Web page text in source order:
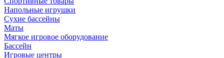
Напольные игрушки
Сухие бассейны
Маты
Мягкое игровое оборудование
Бассейн
Игровые центры